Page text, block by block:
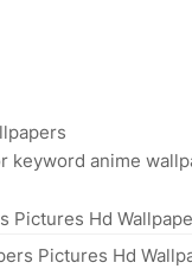
keyword anime
Pictures Hd
Pictures Hd